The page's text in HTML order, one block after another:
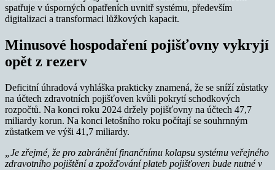
spatřuje v úsporných opatřeních uvnitř systému, především
digitalizaci a transformaci lůžkových kapacit.
Minusové hospodaření pojišťovny vykryjí
opět z rezerv
Deficitní úhradová vyhláška prakticky znamená, že se sníží zůstatky
na účtech zdravotních pojišťoven kvůli pokrytí schodkových
rozpočtů. Na konci roku 2024 držely pojišťovny na účtech 47,7
miliardy korun. Na konci letošního roku počítají se souhrnným
zůstatkem ve výši 41,7 miliardy.
„Je zřejmé, že pro zabránění finančnímu kolapsu systému veřejného
zdravotního pojištění a zpožďování plateb pojišťoven bude nutné v